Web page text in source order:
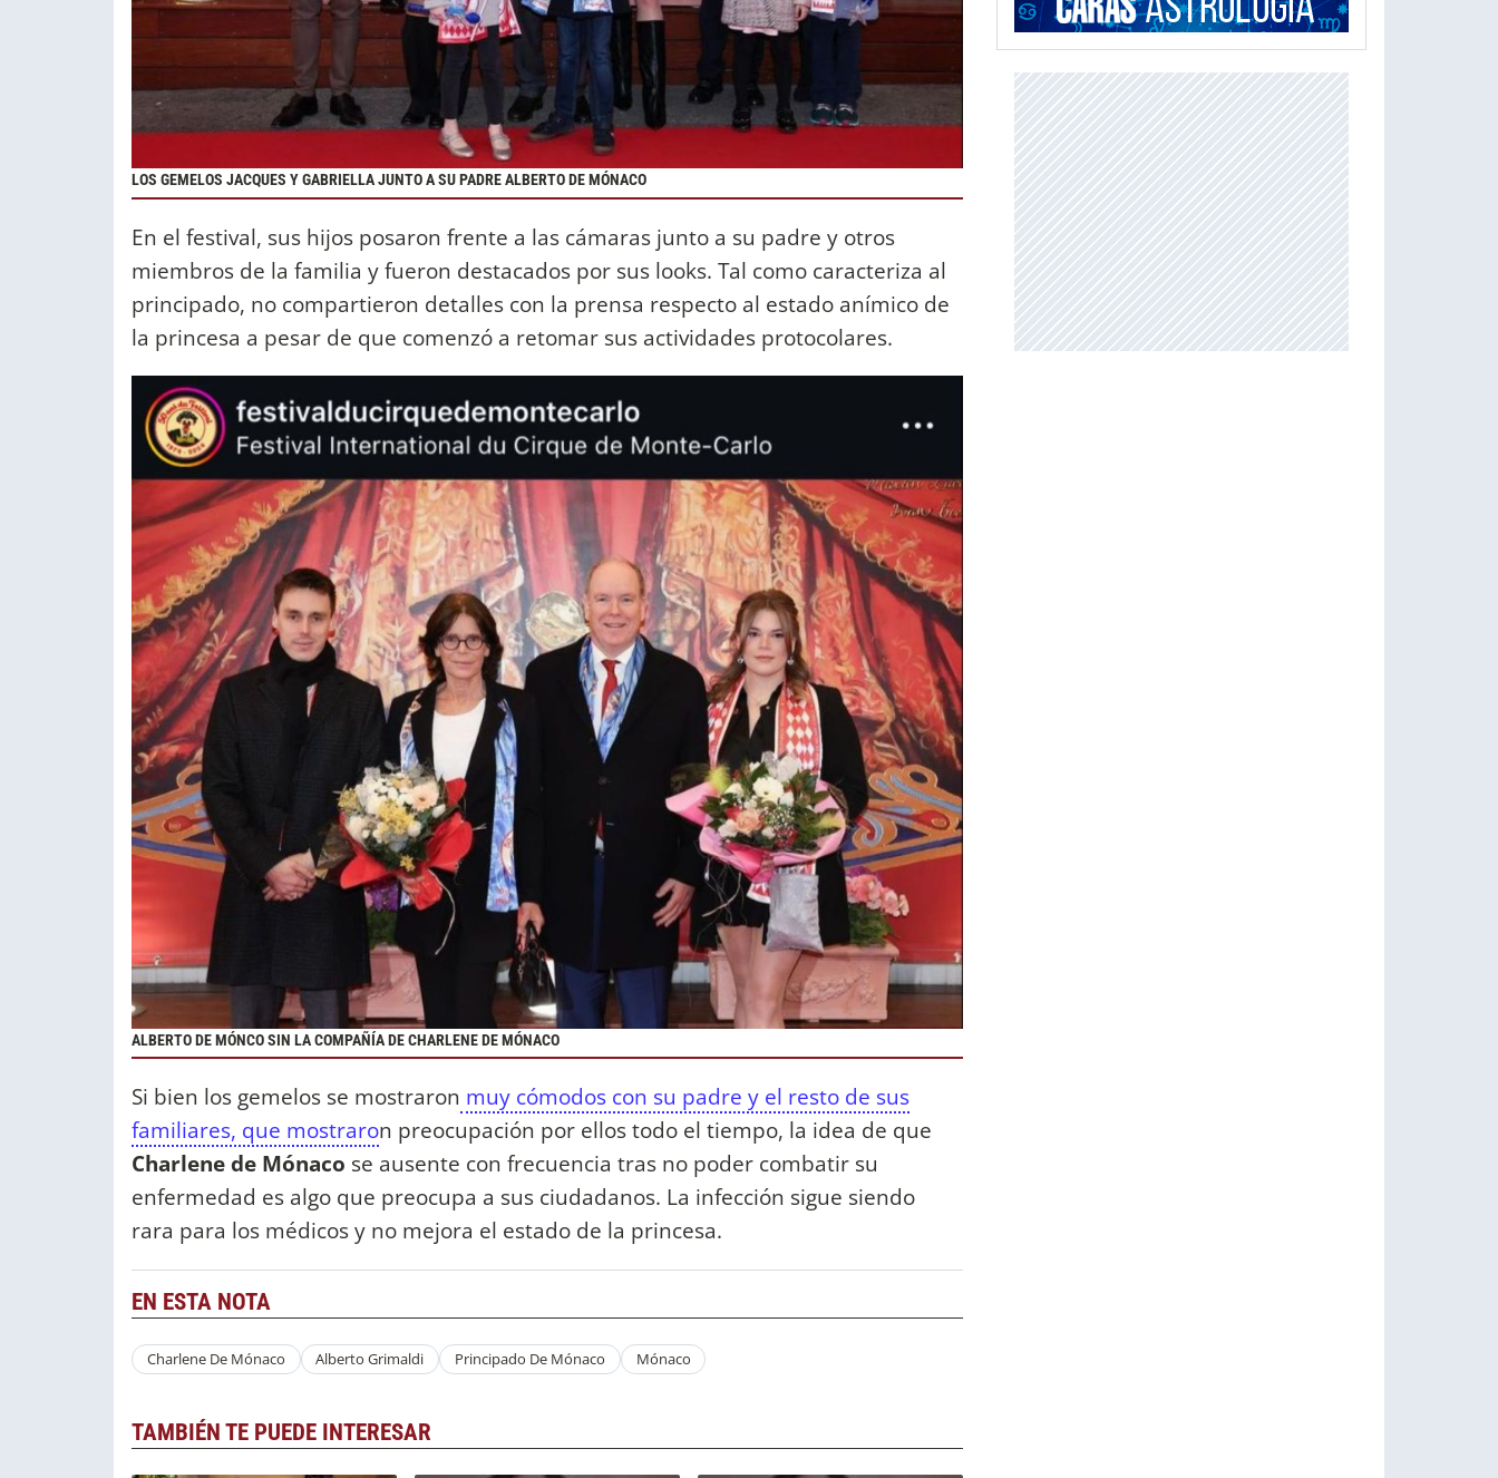
LOS GEMELOS JACQUES Y GABRIELLA JUNTO A SU PADRE ALBERTO DE MÓNACO
En el festival, sus hijos posaron frente a las cámaras junto a su padre y otros
miembros de la familia y fueron destacados por sus looks. Tal como caracteriza al
principado, no compartieron detalles con la prensa respecto al estado anímico de
la princesa a pesar de que comenzó a retomar sus actividades protocolares.
ALBERTO DE MÓNCO SIN LA COMPAÑÍA DE CHARLENE DE MÓNACO
Si bien los gemelos se mostraron muy cómodos con su padre y el resto de sus
familiares, que mostraron preocupación por ellos todo el tiempo, la idea de que
Charlene de Mónaco se ausente con frecuencia tras no poder combatir su
enfermedad es algo que preocupa a sus ciudadanos. La infección sigue siendo
rara para los médicos y no mejora el estado de la princesa.
EN ESTA NOTA
Charlene De Mónaco Alberto Grimaldi Principado De Mónaco Mónaco
TAMBIÉN TE PUEDE INTERESAR